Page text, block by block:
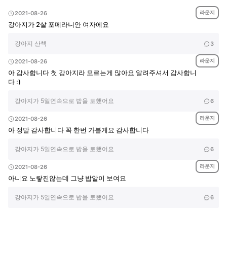
2021-08-26 라운지
강아지가 2살 포메라니안 여자에요
강아지 산책 3
2021-08-26 라운지
아 감사합니다 첫 강아지라 모르는게 많아요 알려주셔서 감사합니
다 :)
강아지가 5일연속으로 밥을 토했어요 6
2021-08-26 라운지
아 정말 감사합니다 꼭 한번 가볼게요 감사합니다
강아지가 5일연속으로 밥을 토했어요 6
2021-08-26 라운지
아니요 노랗진않는데 그냥 밥알이 보여요
강아지가 5일연속으로 밥을 토했어요 6